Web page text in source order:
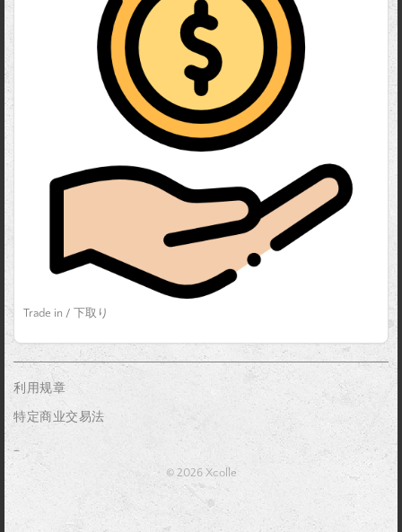
Trade in / 下取り
利用规章
特定商业交易法
_
© 2026 Xcolle